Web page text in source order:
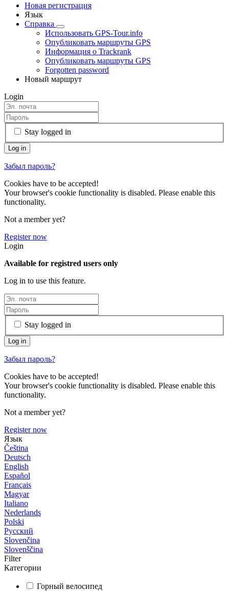
Новая регистрация
Язык
Справка
Использовать GPS-Tour.info
Опубликовать маршруты GPS
Информация о Trackrank
Опубликовать маршруты GPS
Forgotten password
Новый маршрут
Login
Stay logged in
Забыл пароль?
Cookies have to be accepted!
Your browser's cookie functionality is disabled. Please enable this
functionality.
Not a member yet?
Register now
Login
Available for registred users only
Log in to use this feature.
Stay logged in
Забыл пароль?
Cookies have to be accepted!
Your browser's cookie functionality is disabled. Please enable this
functionality.
Not a member yet?
Register now
Язык
Čeština
Deutsch
English
Español
Français
Magyar
Italiano
Nederlands
Polski
Русский
Slovenčina
Slovenščina
Filter
Категории
Горный велосипед